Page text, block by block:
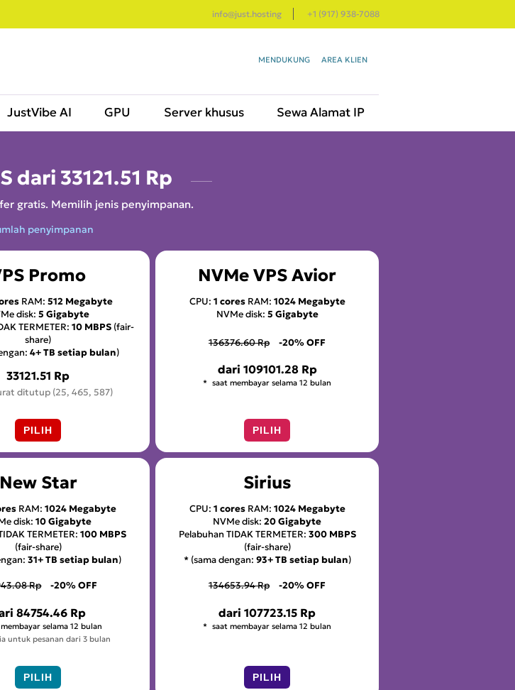
info@just.hosting +1 (917) 938-7088
MENDUKUNG AREA KLIEN
JustVibe AI GPU Server khusus Sewa Alamat IP
dari 33121.51 Rp
gratis. Memilih jenis penyimpanan.
penyimpanan
Promo
RAM:512 Megabyte
disk: 5 Gigabyte
TERMETER:10 MBPS (fair-
share)
4+ TB setiap bulan)
33121.51 Rp
ditutup (25, 465, 587)
PILIH
NVMe VPS Avior
CPU: 1 coresRAM: 1024 Megabyte
NVMe disk: 5 Gigabyte
136376.60 Rp -20% OFF
dari 109101.28 Rp
saat membayar selama 12 bulan
PILIH
New Star
RAM: 1024 Megabyte
disk:10 Gigabyte
TERMETER: 100 MBPS
(fair-share)
31+ TB setiap bulan)
Rp -20% OFF
84754.46 Rp
selama 12 bulan
untuk pesanan dari 3 bulan
PILIH
Sirius
CPU: 1 coresRAM: 1024 Megabyte
NVMe disk:20 Gigabyte
Pelabuhan TIDAK TERMETER: 300 MBPS
(fair-share)
* (sama dengan: 93+ TB setiap bulan)
134653.94 Rp -20% OFF
dari107723.15 Rp
saat membayar selama 12 bulan
PILIH